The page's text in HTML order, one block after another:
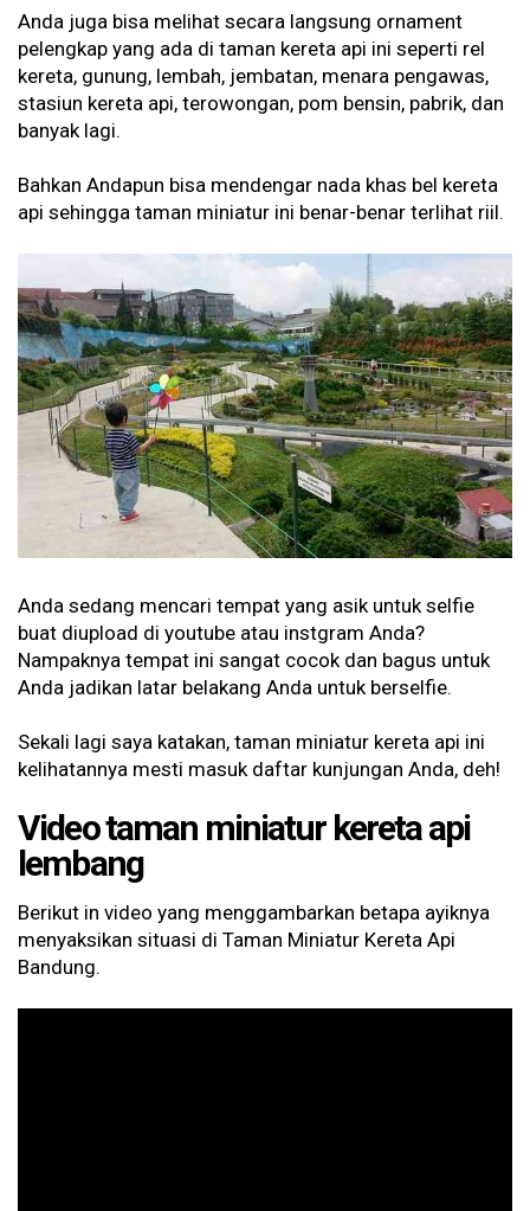
Anda juga bisa melihat secara langsung ornament
pelengkap yang ada di taman kereta api ini seperti rel
kereta, gunung, lembah, jembatan, menara pengawas,
stasiun kereta api, terowongan, pom bensin, pabrik, dan
banyak lagi.
Bahkan Andapun bisa mendengar nada khas bel kereta
api sehingga taman miniatur ini benar-benar terlihat riil.
Anda sedang mencari tempat yang asik untuk selfie
buat diupload di youtube atau instgram Anda?
Nampaknya tempat ini sangat cocok dan bagus untuk
Anda jadikan latar belakang Anda untuk berselfie.
Sekali lagi saya katakan, taman miniatur kereta api ini
kelihatannya mesti masuk daftar kunjungan Anda, deh!
Video taman miniatur kereta api
lembang
Berikut in video yang menggambarkan betapa ayiknya
menyaksikan situasi di Taman Miniatur Kereta Api
Bandung.